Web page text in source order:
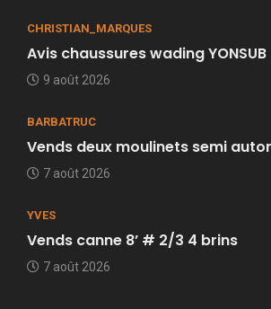
CHRISTIAN_MARQUES
Avis chaussures wading YONSUB
9 août 2026
BARBATRUC
Vends deux moulinets semi
7 août 2026
YVES
Vends canne 8’ # 2/3 4 brins
7 août 2026